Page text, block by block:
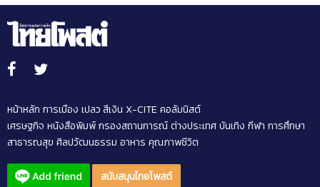
หน้าหลัก การเมือง เปลว สีเงิน X-CITE คอลัมนิสต์
เศรษฐกิจ หนังสือพิมพ์กรองสถานการณ์ต่างประเทศบันเทิง กีฬา การศึกษา
สาธารณสุข ศิลปวัฒนธรรม อาหาร คุณภาพชีวิต
สนับสนุนไทยโพสต์